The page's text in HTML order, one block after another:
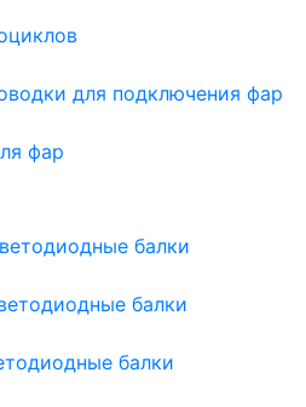
для подключения фар
фар
балки
балки
балки